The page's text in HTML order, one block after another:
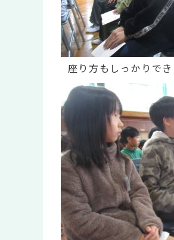
座り方もしっかりで